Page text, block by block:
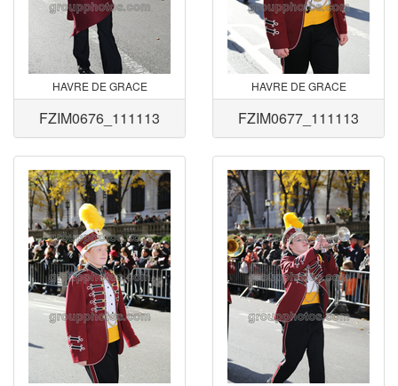
HAVRE DE GRACE
FZIM0676_111113
HAVRE DE GRACE
FZIM0677_111113